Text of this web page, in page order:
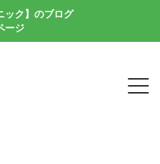
ック】のブログ
ージ